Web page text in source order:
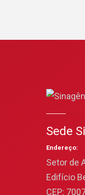
Sede
Endereço:
Setor de
Edifício
CEP: